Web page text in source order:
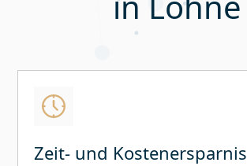
Zeit- und Kostenersparnis